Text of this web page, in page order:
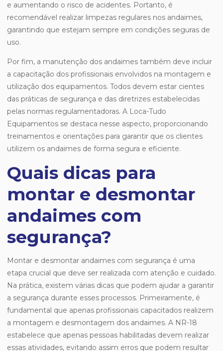
e aumentando o risco de acidentes. Portanto, é
recomendável realizar limpezas regulares nos andaimes,
garantindo que estejam sempre em condições seguras de
uso.
Por fim, a manutenção dos andaimes também deve incluir
a capacitação dos profissionais envolvidos na montagem e
utilização dos equipamentos. Todos devem estar cientes
das práticas de segurança e das diretrizes estabelecidas
pelas normas regulamentadoras. A Loca-Tudo
Equipamentos se destaca nesse aspecto, proporcionando
treinamentos e orientações para garantir que os clientes
utilizem os andaimes de forma segura e eficiente.
Quais dicas para
montar e desmontar
andaimes com
segurança?
Montar e desmontar andaimes com segurança é uma
etapa crucial que deve ser realizada com atenção e cuidado.
Na prática, existem várias dicas que podem ajudar a garantir
a segurança durante esses processos. Primeiramente, é
fundamental que apenas profissionais capacitados realizem
a montagem e desmontagem dos andaimes. A NR-18
estabelece que apenas pessoas habilitadas devem realizar
essas atividades, evitando assim erros que podem resultar